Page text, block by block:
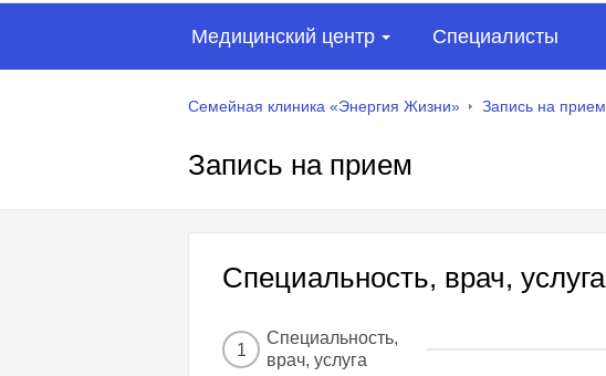
Медицинский центр Специалисты
Семейная клиника «Энергия Жизни» Запись на прием
Запись на прием
Специальность, врач, услуга
1
Специальность,
врач, услуга